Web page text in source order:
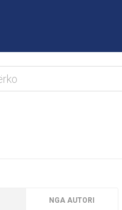
NGA AUTORI